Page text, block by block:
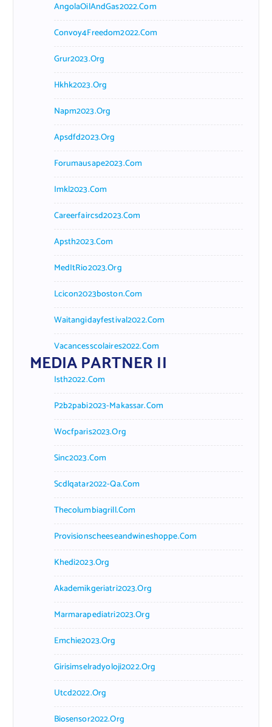
AngolaOilAndGas2022.com
Convoy4Freedom2022.com
Grur2023.org
Hkhk2023.org
Napm2023.org
Apsdfd2023.org
Forumausape2023.com
Imkl2023.com
Careerfaircsd2023.com
Apsth2023.com
MedItRio2023.org
Lcicon2023boston.com
Waitangidayfestival2022.com
Vacancesscolaires2022.com
MEDIA PARTNER II
Isth2022.com
P2b2pabi2023-Makassar.com
Wocfparis2023.org
Sinc2023.com
Scdlqatar2022-Qa.com
Thecolumbiagrill.com
Provisionscheeseandwineshoppe.com
Khedi2023.org
Akademikgeriatri2023.org
Marmarapediatri2023.org
Emchie2023.org
Girisimselradyoloji2022.org
Utcd2022.org
Biosensor2022.org